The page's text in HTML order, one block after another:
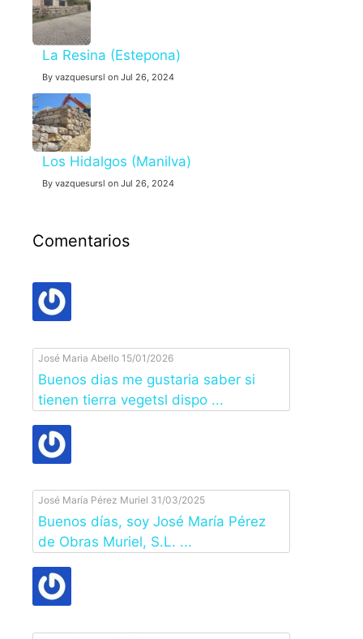
La Resina (Estepona)
By vazquesursl on Jul 26, 2024
Los Hidalgos (Manilva)
By vazquesursl on Jul 26, 2024
Comentarios
José Maria Abello 15/01/2026
Buenos dias me gustaria saber si
tienen tierra vegetsl dispo ...
José María Pérez Muriel 31/03/2025
Buenos días, soy José María Pérez
de Obras Muriel, S.L. ...